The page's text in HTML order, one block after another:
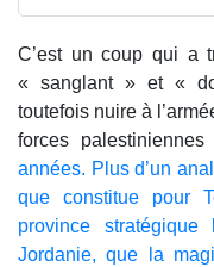
C’est un coup qui a
« sanglant » et «
toutefois nuire à
forces palestiniennes
années. Plus d’un
que constitue pour
province
Jordanie, que la